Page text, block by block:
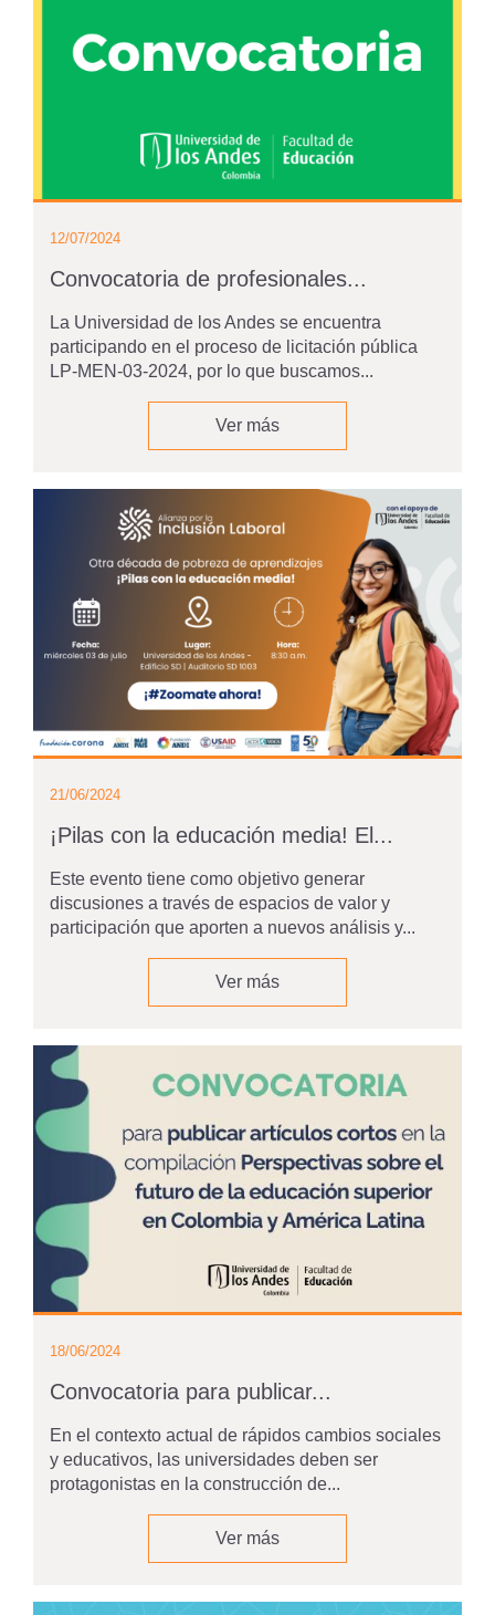
12/07/2024
Convocatoria de profesionales...
La Universidad de los Andes se encuentra
participando en el proceso de licitación pública
LP-MEN-03-2024, por lo que buscamos...
Ver más
21/06/2024
¡Pilas con la educación media! El...
Este evento tiene como objetivo generar
discusiones a través de espacios de valor y
participación que aporten a nuevos análisis y...
Ver más
18/06/2024
Convocatoria para publicar...
En el contexto actual de rápidos cambios sociales
y educativos, las universidades deben ser
protagonistas en la construcción de...
Ver más